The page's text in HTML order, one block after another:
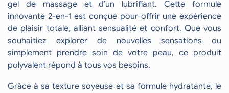
gel de massage et d’un lubrifiant. Cette formule
innovante 2-en-1 est conçue pour offrir une expérience
de plaisir totale, alliant sensualité et confort. Que vous
souhaitiez explorer de nouvelles sensations ou
simplement prendre soin de votre peau, ce produit
polyvalent répond à tous vos besoins.
Grâce à sa texture soyeuse et sa formule hydratante, le